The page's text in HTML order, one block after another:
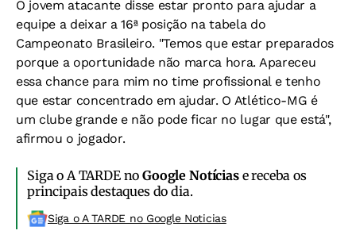
O jovem atacante disse estar pronto para ajudar a
equipe a deixar a 16ª posição na tabela do
Campeonato Brasileiro. "Temos que estar preparados
porque a oportunidade não marca hora. Apareceu
essa chance para mim no time profissional e tenho
que estar concentrado em ajudar. O Atlético-MG é
um clube grande e não pode ficar no lugar que está",
afirmou o jogador.
Siga o A TARDE noGoogle Notíciase receba os
principais destaques do dia.
Siga o A TARDE no Google Noticias